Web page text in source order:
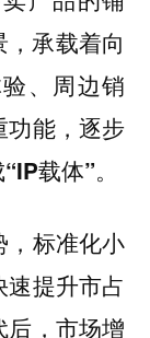
承载着向
、周边销
功能，逐步
载体”。
，标准化小
提升市占
，市场增